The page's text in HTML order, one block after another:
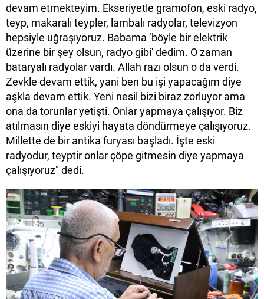
devam etmekteyim. Ekseriyetle gramofon, eski radyo,
teyp, makaralı teypler, lambalı radyolar, televizyon
hepsiyle uğraşıyoruz. Babama ‘böyle bir elektrik
üzerine bir şey olsun, radyo gibi' dedim. O zaman
bataryalı radyolar vardı. Allah razı olsun o da verdi.
Zevkle devam ettik, yani ben bu işi yapacağım diye
aşkla devam ettik. Yeni nesil bizi biraz zorluyor ama
ona da torunlar yetişti. Onlar yapmaya çalışıyor. Biz
atılmasın diye eskiyi hayata döndürmeye çalışıyoruz.
Millette de bir antika furyası başladı. İşte eski
radyodur, teyptir onlar çöpe gitmesin diye yapmaya
çalışıyoruz" dedi.